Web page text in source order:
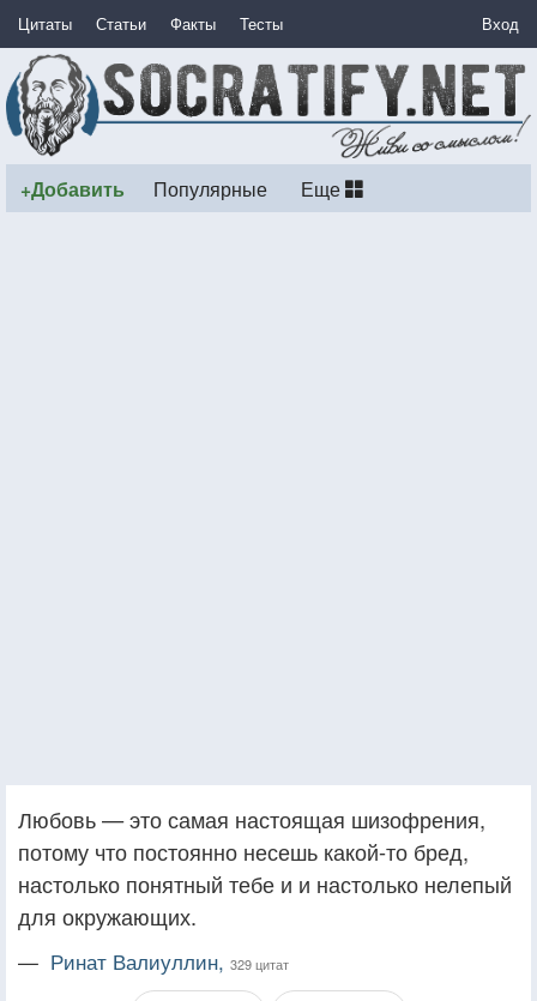
Цитаты Статьи Факты Тесты Вход
+Добавить Популярные Еще
Любовь — это самая настоящая шизофрения,
потому что постоянно несешь какой-то бред,
настолько понятный тебе и и настолько нелепый
для окружающих.
— Ринат Валиуллин, 329 цитат